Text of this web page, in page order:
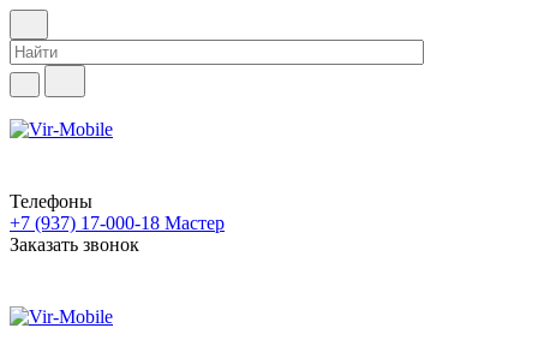
Телефоны
+7 (937) 17-000-18 Мастер
Заказать звонок